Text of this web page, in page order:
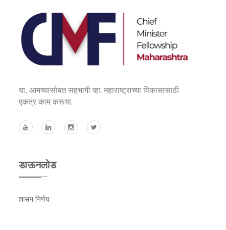
या, आमच्यासोबत सहभागी व्हा. महाराष्ट्राच्या विकासासाठी
एकत्र काम करूया.
डाऊनलोड
शासन निर्णय